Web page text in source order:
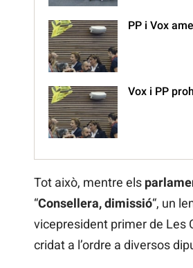
PP i Vox
Vox i PP
Tot això, mentre els
“Consellera, dimissió“, un
vicepresident primer de Les
cridat a l’ordre a diversos